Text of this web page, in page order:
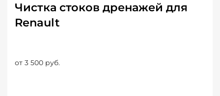
Чистка стоков дренажей для
Renault
от 3 500 руб.